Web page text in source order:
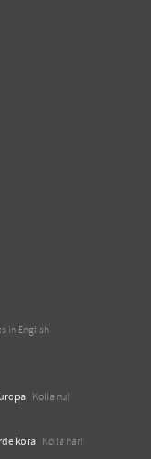
in English
Kolla nu!
köra Kolla här!